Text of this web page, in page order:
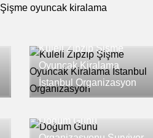
Şişme oyuncak kiralama
Kuleli Zıpzıp Şişme
Oyuncak Kiralama
İstanbul Organizasyon
Doğum Günü